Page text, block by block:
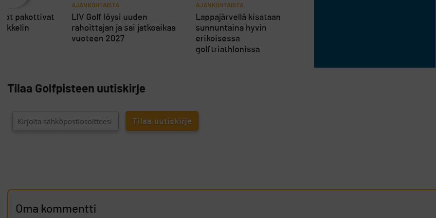
AJANKOHTAISTA
Lappajärvellä kisataan
sunnuntaina hyvin
erikoisessa
golftriathlonissa
pakottivat
AJANKOHTAISTA
LIV Golf löysi uuden
rahoittajan ja sai jatkoaikaa
vuoteen 2027
Tilaa Golfpisteen uutiskirje
Oma kommentti